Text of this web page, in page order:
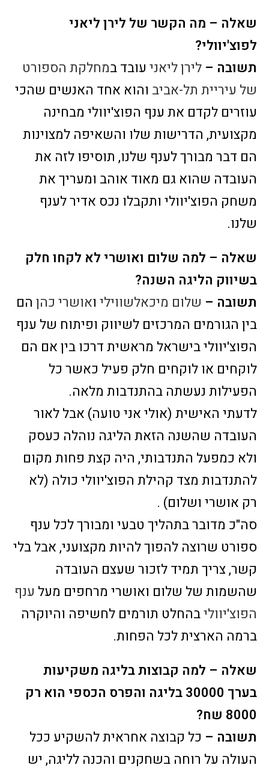
שאלה – מה הקשר של לירן ליאני
לפוצ'יוולי?
תשובה – לירן ליאני עובד במחלקת הספורט
של עיריית תל-אביב והוא אחד האנשים שהכי
עוזרים לקדם את ענף הפוצ'יוולי מבחינה
מקצועית, הדרישות שלו והשאיפה למצוינות
הם דבר מבורך לענף שלנו, תוסיפו לזה את
העובדה שהוא גם מאוד אוהב ומעריך את
משחק הפוצ'יוולי ותקבלו נכס אדיר לענף
שלנו.
שאלה – למה שלום ואושרי לא לקחו חלק
בשיווק הליגה השנה?
תשובה – שלום מיכאלשווילי ואושרי כהן הם
בין הגורמים המרכזים לשיווק ופיתוח של ענף
הפוצ'יוולי בישראל מראשית דרכו בין אם הם
לוקחים או לוקחים חלק פעיל כאשר כל
הפעילות נעשתה בהתנדבות מלאה.
לדעתי האישית (אולי אני טועה) אבל לאור
העובדה שהשנה הזאת הליגה נוהלה כעסק
ולא כמפעל התנדבותי, היה קצת פחות מקום
להתנדבות מצד קהילת הפוצ'יוולי כולה (לא
רק אושרי ושלום) .
סה"כ מדובר בתהליך טבעי ומבורך לכל ענף
ספורט שרוצה להפוך להיות מקצועני, אבל בלי
קשר, צריך תמיד לזכור שעצם העובדה
שהשמות של שלום ואושרי מרחפים מעל ענף
הפוצ'יווליבהחלט תורמים לחשיפה והיוקרה
ברמה הארצית לכל הפחות.
שאלה – למה קבוצות בליגה משקיעות
בערך 30000 בליגה והפרס הכספי הוא רק
8000 שח?
תשובה – כל קבוצה אחראית להשקיע ככל
העולה על רוחה בשחקנים והכנה לליגה, יש